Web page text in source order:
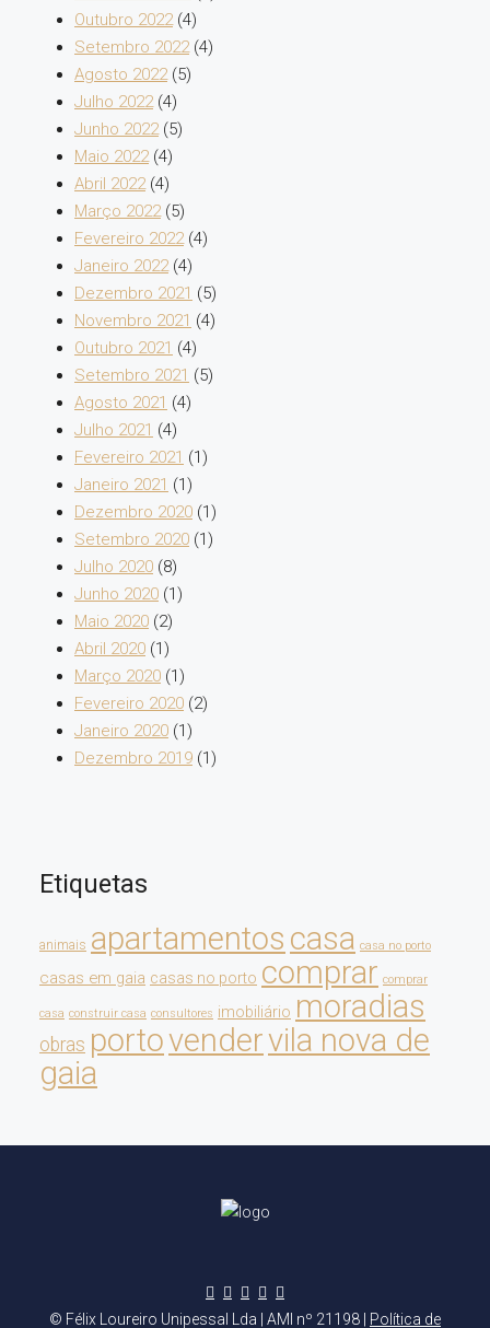
Outubro 2022(4)
Setembro 2022(4)
Agosto 2022(5)
Julho 2022(4)
Junho 2022(5)
Maio 2022(4)
Abril 2022(4)
Março 2022(5)
Fevereiro 2022(4)
Janeiro 2022(4)
Dezembro 2021 (5)
Novembro 2021 (4)
Outubro 2021 (4)
Setembro 2021 (5)
Agosto 2021 (4)
Julho 2021 (4)
Fevereiro 2021 (1)
Janeiro 2021 (1)
Dezembro 2020 (1)
Setembro 2020 (1)
Julho 2020 (8)
Junho 2020 (1)
Maio 2020 (2)
Abril 2020 (1)
Março 2020 (1)
Fevereiro 2020 (2)
Janeiro 2020 (1)
Dezembro 2019 (1)
Etiquetas
animais apartamentos casa casa no porto
casas em gaia casas no porto comprar comprar
casa construir casa consultores imobiliário moradias
obras portovendervila nova de
gaia
© Félix Loureiro Unipessal Lda | AMI nº 21198 | Política de